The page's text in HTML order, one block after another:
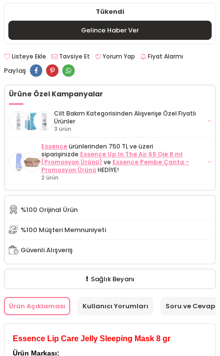
Tükendi
Gelince Haber Ver
Listeye Ekle Tavsiye Et Yorum Yap Fiyat Alarmı
Paylaş
Ürüne Özel Kampanyalar
Cilt Bakım Kategorisinden Alışverişe Özel Fiyatlı
Ürünler
3 ürün
İdea Derma Glikolik Asit Yüz Yıkama Köpüğü 200 ml
İdea Derma Advanced Series Silky Moist Serum 30 ml
İdea Derma İdeasun Hydra SPF50+ Güneş Kremi 50 ml
Essenceürünlerinden 750 TL ve üzeri
siparişinizde Essence Up In The Air 69 Oje 8 ml
(Promosyon Ürünü) ve Essence Pembe Çanta -
Promosyon Ürünü HEDİYE!
2 ürün
Essence Pembe Çanta - Promosyon Ürünü
%100 Orijinal Ürün
%100 Müşteri Memnuniyeti
Güvenli Alışveriş
Sağlık Beyanı
Ürün Açıklaması Kullanıcı Yorumları Soru ve Cevap
Essence Lip Care Jelly Sleeping Mask 8 gr
Ürün Markası: